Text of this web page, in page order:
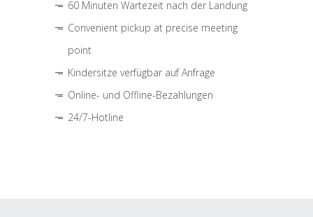
60 Minuten Wartezeit nach der Landung
Convenient pickup at precise meeting
point
Kindersitze verfügbar auf Anfrage
Online- und Offline-Bezahlungen
24/7-Hotline